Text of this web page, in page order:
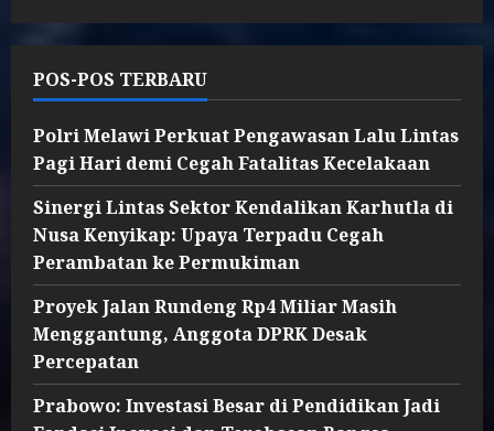
POS-POS TERBARU
Polri Melawi Perkuat Pengawasan Lalu Lintas
Pagi Hari demi Cegah Fatalitas Kecelakaan
Sinergi Lintas Sektor Kendalikan Karhutla di
Nusa Kenyikap: Upaya Terpadu Cegah
Perambatan ke Permukiman
Proyek Jalan Rundeng Rp4 Miliar Masih
Menggantung, Anggota DPRK Desak
Percepatan
Prabowo: Investasi Besar di Pendidikan Jadi